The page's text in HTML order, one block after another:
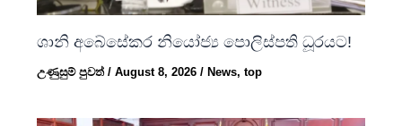
ශානි අබේසේකර නියෝජ්‍ය පොලිස්පති ධූරයට!
උණුසුම් පුවත්/August 8, 2026/ News,top